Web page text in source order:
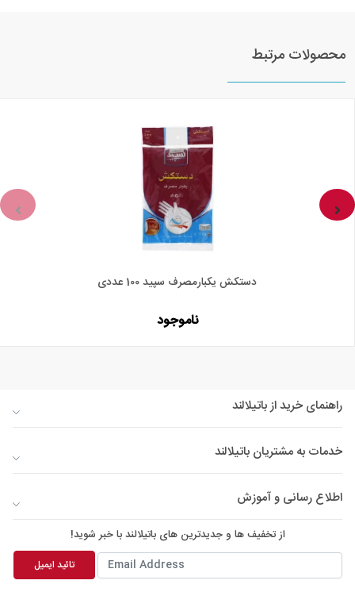
محصولات مرتبط
دستکش یکبارمصرف سپید 100 عددی
ناموجود
راهنمای خرید از باتیلالند
خدمات به مشتریان باتیلالند
اطلاع رسانی و آموزش
از تخفیف ها و جدیدترین های باتیلالند با خبر شوید!
تائید ایمیل